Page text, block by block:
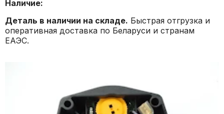
Наличие:
Деталь в наличии на складе. Быстрая отгрузка и
оперативная доставка по Беларуси и странам
ЕАЭС.